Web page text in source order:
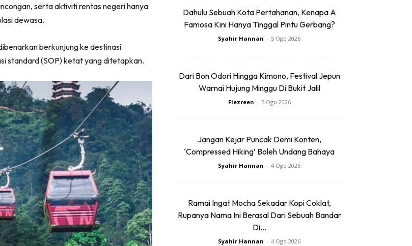
serta aktiviti rentas negeri hanya
dewasa.
berkunjung ke destinasi
standard (SOP) ketat yang ditetapkan.
Dahulu Sebuah Kota Pertahanan, Kenapa A
Famosa Kini Hanya Tinggal Pintu Gerbang?
Syahir Hannan - 5 Ogo 2026
Dari Bon Odori Hingga Kimono, Festival Jepun
Warnai Hujung Minggu Di Bukit Jalil
Fiezreen - 5 Ogo 2026
Jangan Kejar Puncak Demi Konten,
‘Compressed Hiking’ Boleh Undang Bahaya
Syahir Hannan - 4 Ogo 2026
Ramai Ingat Mocha Sekadar Kopi Coklat,
Rupanya Nama Ini Berasal Dari Sebuah Bandar
Di...
Syahir Hannan - 4 Ogo 2026